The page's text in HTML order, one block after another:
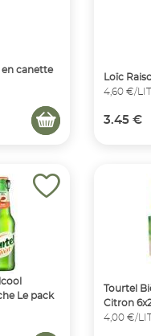
en canette
Loïc
4,60 €/
3.45 €
Le pack
Tourtel
Citron
4,00 €/